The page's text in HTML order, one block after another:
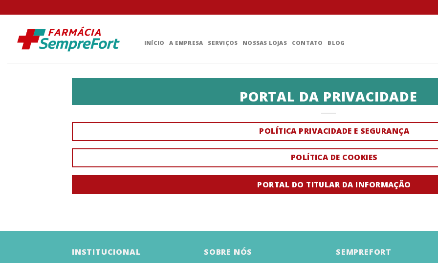
INÍCIO A EMPRESA SERVIÇOS NOSSAS LOJAS CONTATO BLOG
PORTAL DA PRIVACIDADE
POLÍTICA PRIVACIDADE E SEGURANÇA
POLÍTICA DE COOKIES
PORTAL DO TITULAR DA INFORMAÇÃO
INSTITUCIONAL SOBRE NÓS SEMPREFORT